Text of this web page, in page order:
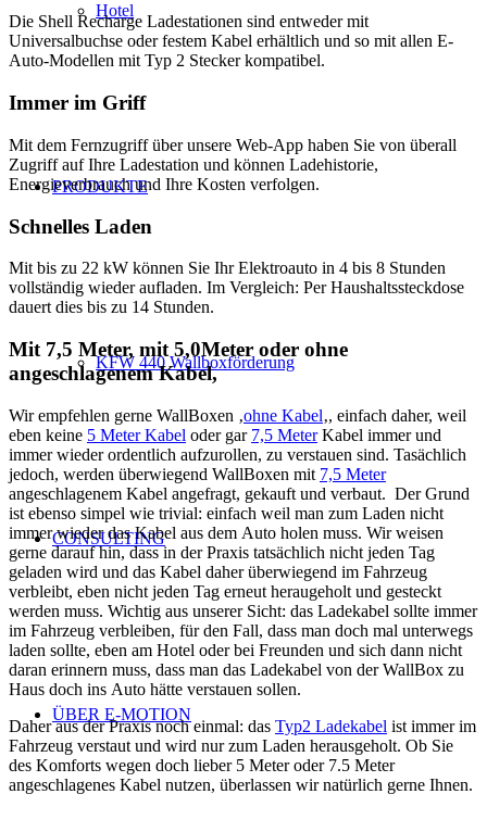
Hotel
PRODUKTE
KFW 440 Wallboxförderung
CONSULTING
ÜBER E-MOTION
Die Shell Recharge Ladestationen sind entweder mit
Universalbuchse oder festem Kabel erhältlich und so mit allen E-
Auto-Modellen mit Typ 2 Stecker kompatibel.
Immer im Griff
Mit dem Fernzugriff über unsere Web-App haben Sie von überall
Zugriff auf Ihre Ladestation und können Ladehistorie,
Energieverbrauch und Ihre Kosten verfolgen.
Schnelles Laden
Mit bis zu 22 kW können Sie Ihr Elektroauto in 4 bis 8 Stunden
vollständig wieder aufladen. Im Vergleich: Per Haushaltssteckdose
dauert dies bis zu 14 Stunden.
Mit 7,5 Meter, mit 5,0Meter oder ohne
angeschlagenem Kabel,
Wir empfehlen gerne WallBoxen ‚ohne Kabel‚, einfach daher, weil
eben keine 5 Meter Kabel oder gar 7,5 MeterKabel immer und
immer wieder ordentlich aufzurollen, zu verstauen sind. Tasächlich
jedoch, werden überwiegend WallBoxen mit 7,5 Meter
angeschlagenem Kabel angefragt, gekauft und verbaut. Der Grund
ist ebenso simpel wie trivial: einfach weil man zum Laden nicht
immer wieder das Kabel aus dem Auto holen muss. Wir weisen
gerne darauf hin, dass in der Praxis tatsächlich nicht jeden Tag
geladen wird und das Kabel daher überwiegend im Fahrzeug
verbleibt, eben nicht jeden Tag erneut heraugeholt und gesteckt
werden muss. Wichtig aus unserer Sicht: das Ladekabel sollte immer
im Fahrzeug verbleiben, für den Fall, dass man doch mal unterwegs
laden sollte, eben am Hotel oder bei Freunden und sich dann nicht
daran erinnern muss, dass man das Ladekabel von der WallBox zu
Haus doch ins Auto hätte verstauen sollen.
Daher aus der Praxis noch einmal: das Typ2 Ladekabel ist immer im
Fahrzeug verstaut und wird nur zum Laden herausgeholt. Ob Sie
des Komforts wegen doch lieber 5 Meter oder 7.5 Meter
angeschlagenes Kabel nutzen, überlassen wir natürlich gerne Ihnen.